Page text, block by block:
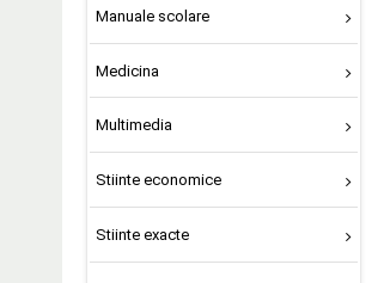
Manuale scolare
Medicina
Multimedia
Stiinte economice
Stiinte exacte